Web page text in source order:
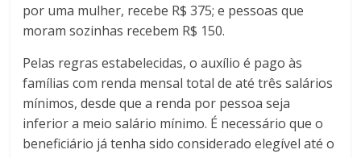
por uma mulher, recebe R$ 375; e pessoas que
moram sozinhas recebem R$ 150.
Pelas regras estabelecidas, o auxílio é pago às
famílias com renda mensal total de até três salários
mínimos, desde que a renda por pessoa seja
inferior a meio salário mínimo. É necessário que o
beneficiário já tenha sido considerado elegível até o